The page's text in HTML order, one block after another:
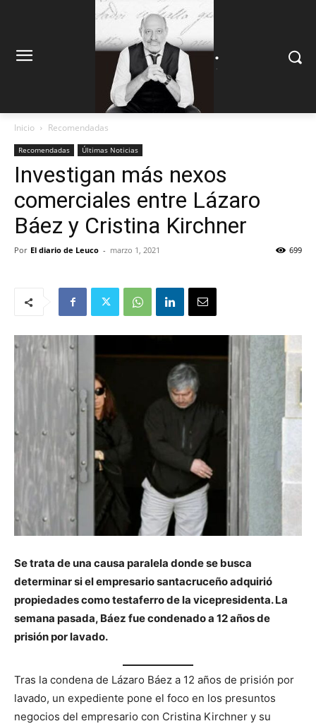
.
Inicio Recomendadas
Recomendadas Últimas Noticias
Investigan más nexos
comerciales entre Lázaro
Báez y Cristina Kirchner
Por El diario de Leuco - marzo 1, 2021 699
Se trata de una causa paralela donde se busca
determinar si el empresario santacruceño adquirió
propiedades como testaferro de la vicepresidenta. La
semana pasada, Báez fue condenado a 12 años de
prisión por lavado.
Tras la condena de Lázaro Báez a 12 años de prisión por
lavado, un expediente pone el foco en los presuntos
negocios del empresario con Cristina Kirchner y su